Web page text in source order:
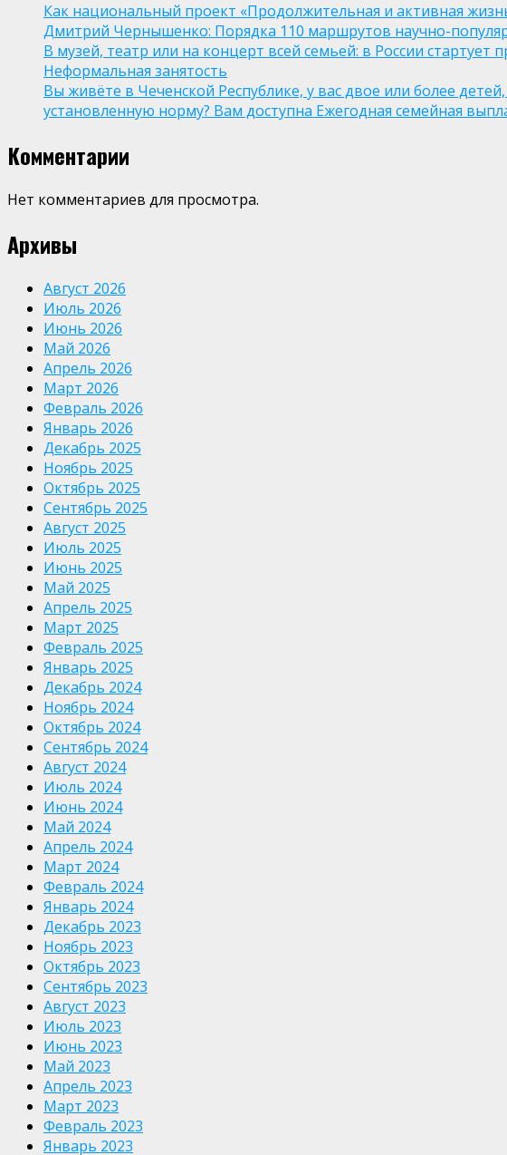
Как национальный проект «Продолжительная и активная
Дмитрий Чернышенко: Порядка 110 маршрутов научно-
В музей, театр или на концерт всей семьей: в России
Неформальная занятость
Вы живёте в Чеченской Республике, у вас двое или более
установленную норму? Вам доступна Ежегодная семейная
Комментарии
Нет комментариев для просмотра.
Архивы
Август 2026
Июль 2026
Июнь 2026
Май 2026
Апрель 2026
Март 2026
Февраль 2026
Январь 2026
Декабрь 2025
Ноябрь 2025
Октябрь 2025
Сентябрь 2025
Август 2025
Июль 2025
Июнь 2025
Май 2025
Апрель 2025
Март 2025
Февраль 2025
Январь 2025
Декабрь 2024
Ноябрь 2024
Октябрь 2024
Сентябрь 2024
Август 2024
Июль 2024
Июнь 2024
Май 2024
Апрель 2024
Март 2024
Февраль 2024
Январь 2024
Декабрь 2023
Ноябрь 2023
Октябрь 2023
Сентябрь 2023
Август 2023
Июль 2023
Июнь 2023
Май 2023
Апрель 2023
Март 2023
Февраль 2023
Январь 2023